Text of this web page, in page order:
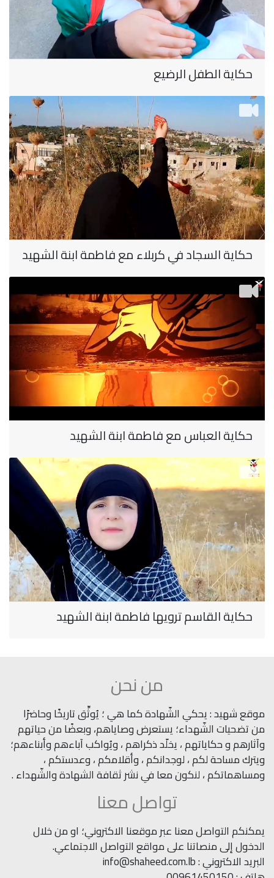
حكاية الطفل الرضيع
حكاية السجاد في كربلاء مع فاطمة ابنة الشهيد
حكاية العباس مع فاطمة ابنة الشهيد
حكاية القاسم ترويها فاطمة ابنة الشهيد
من نحن
موقع شهيد : يحكي الشّهادة كما هي ؛ يُوثِّق تاريخًا وحاضرًا
من تضحيات الشّهداء؛ يستعرض وصاياهم، وبعضًا من حياتهم
وآثارهم و حكاياتهم ، يخلّد ذكراهم ، ويُواكب آباءهم وأبناءهم؛
ويترك مساحة لكم ، لوجدانكم ، وأقلامكم ، وعدستكم ،
ومساهماتكم ، لنكون معا في نشر ثقافة الشهادة والشّهداء .
تواصل معنا
يمكنكم التواصل معنا عبر موقعنا الاكتروني؛ او من خلال
الدخول إلى منصاتنا على مواقع التواصل الاجتماعي.
البريد الاكتروني : info@shaheed.com.lb